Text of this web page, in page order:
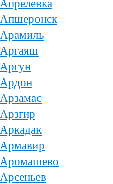
Апрелевка
Апшеронск
Арамиль
Аргаяш
Аргун
Ардон
Арзамас
Арзгир
Аркадак
Армавир
Аромашево
Арсеньев